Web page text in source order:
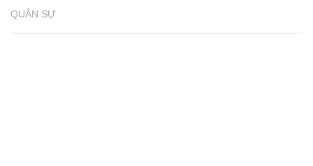
QUÂN SỰ